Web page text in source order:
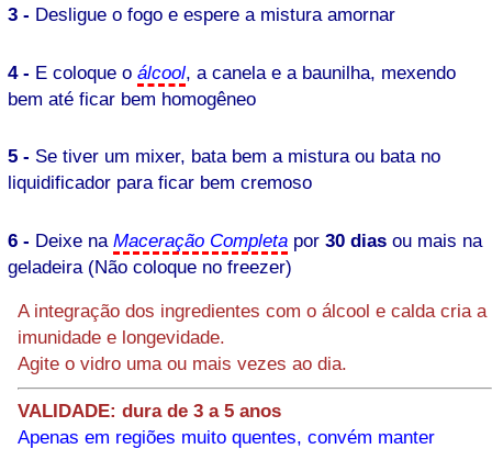
3 - Desligue o fogo e espere a mistura amornar
4 - E coloque oálcool, a canela e a baunilha, mexendo
bem até ficar bem homogêneo
5 - Se tiver um mixer, bata bem a mistura ou bata no
liquidificador para ficar bem cremoso
6 - Deixe naMaceração Completa por30 dias ou mais na
geladeira (Não coloque no freezer)
A integração dos ingredientes com o álcool e calda cria a
imunidade e longevidade.
Agite o vidro uma ou mais vezes ao dia.
VALIDADE: dura de 3 a 5 anos
Apenas em regiões muito quentes, convém manter